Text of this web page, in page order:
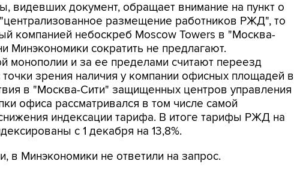
видевших документ, обращает внимание на пункт о
размещение работников РЖД", то
компанией небоскреб Moscow Towers в "Москва-
Минэкономики сократить не предлагают.
монополии и за ее пределами считают переезд
зрения наличия у компании офисных площадей в
в "Москва-Сити" защищенных центров управления
офиса рассматривался в том числе самой
индексации тарифа. В итоге тарифы РЖД на
с 1 декабря на 13,8%.
в Минэкономики не ответили на запрос.